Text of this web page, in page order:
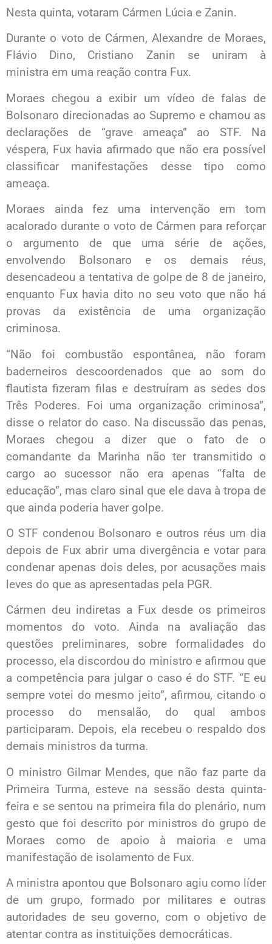
Nesta quinta, votaram Cármen Lúcia e Zanin.
Durante o voto de Cármen, Alexandre de Moraes,
Flávio Dino, Cristiano Zanin se uniram à
ministra em uma reação contra Fux.
Moraes chegou a exibir um vídeo de falas de
Bolsonaro direcionadas ao Supremo e chamou as
declarações de “grave ameaça” ao STF. Na
véspera, Fux havia afirmado que não era possível
classificar manifestações desse tipo como
ameaça.
Moraes ainda fez uma intervenção em tom
acalorado durante o voto de Cármen para reforçar
o argumento de que uma série de ações,
envolvendo Bolsonaro e os demais réus,
desencadeou a tentativa de golpe de 8 de janeiro,
enquanto Fux havia dito no seu voto que não há
provas da existência de uma organização
criminosa.
“Não foi combustão espontânea, não foram
baderneiros descoordenados que ao som do
flautista fizeram filas e destruíram as sedes dos
Três Poderes. Foi uma organização criminosa”,
disse o relator do caso. Na discussão das penas,
Moraes chegou a dizer que o fato de o
comandante da Marinha não ter transmitido o
cargo ao sucessor não era apenas “falta de
educação”, mas claro sinal que ele dava à tropa de
que ainda poderia haver golpe.
O STF condenou Bolsonaro e outros réus um dia
depois de Fux abrir uma divergência e votar para
condenar apenas dois deles, por acusações mais
leves do que as apresentadas pela PGR.
Cármen deu indiretas a Fux desde os primeiros
momentos do voto. Ainda na avaliação das
questões preliminares, sobre formalidades do
processo, ela discordou do ministro e afirmou que
a competência para julgar o caso é do STF. “E eu
sempre votei do mesmo jeito”, afirmou, citando o
processo do mensalão, do qual ambos
participaram. Depois, ela recebeu o respaldo dos
demais ministros da turma.
O ministro Gilmar Mendes, que não faz parte da
Primeira Turma, esteve na sessão desta quinta-
feira e se sentou na primeira fila do plenário, num
gesto que foi descrito por ministros do grupo de
Moraes como de apoio à maioria e uma
manifestação de isolamento de Fux.
A ministra apontou que Bolsonaro agiu como líder
de um grupo, formado por militares e outras
autoridades de seu governo, com o objetivo de
atentar contra as instituições democráticas.